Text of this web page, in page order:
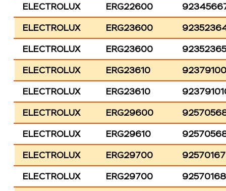
ELECTROLUX
ERG22600
ELECTROLUX
ERG23600
ELECTROLUX
ERG23600
ELECTROLUX
ERG23610
ELECTROLUX
ERG23610
ELECTROLUX
ERG29600
ELECTROLUX
ERG29610
ELECTROLUX
ERG29700
ELECTROLUX
ERG29700